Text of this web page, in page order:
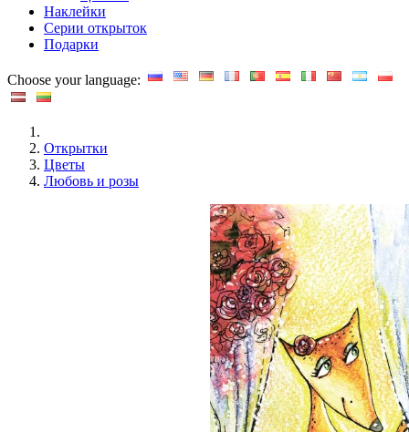
Наклейки
Серии открыток
Подарки
Choose your language:
Открытки
Цветы
Любовь и розы